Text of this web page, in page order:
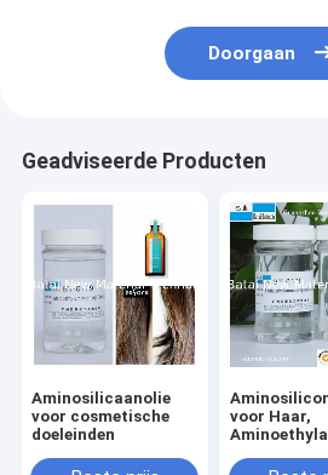
Doorgaan
Geadviseerde Producten
Aminosilicaanolie
voor cosmetische
doeleinden
voor Haar,
Vloeibare 2